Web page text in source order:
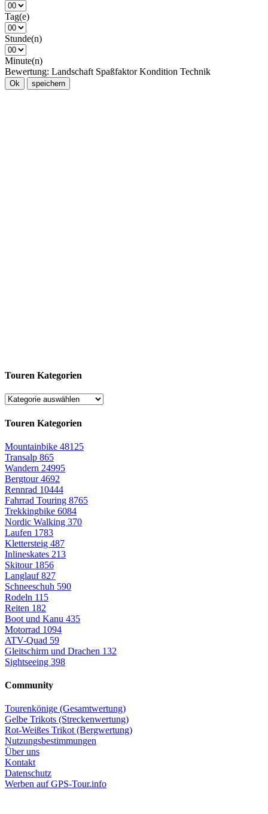
Tag(e)
Stunde(n)
Minute(n)
Bewertung: Landschaft Spaßfaktor Kondition Technik
Ok speichern
Touren Kategorien
Touren Kategorien
Mountainbike 48125
Transalp 865
Wandern 24995
Bergtour4692
Rennrad 10444
Fahrrad Touring 8765
Trekkingbike 6084
Nordic Walking 370
Laufen 1783
Klettersteig 487
Inlineskates 213
Skitour 1856
Langlauf827
Schneeschuh 590
Rodeln 115
Reiten 182
Boot und Kanu 435
Motorrad 1094
ATV-Quad 59
Gleitschirm und Drachen 132
Sightseeing 398
Community
Tourenkönige (Gesamtwertung)
Gelbe Trikots (Streckenwertung)
Rot-Weißes Trikot (Bergwertung)
Nutzungsbestimmungen
Über uns
Kontakt
Datenschutz
Werben auf GPS-Tour.info